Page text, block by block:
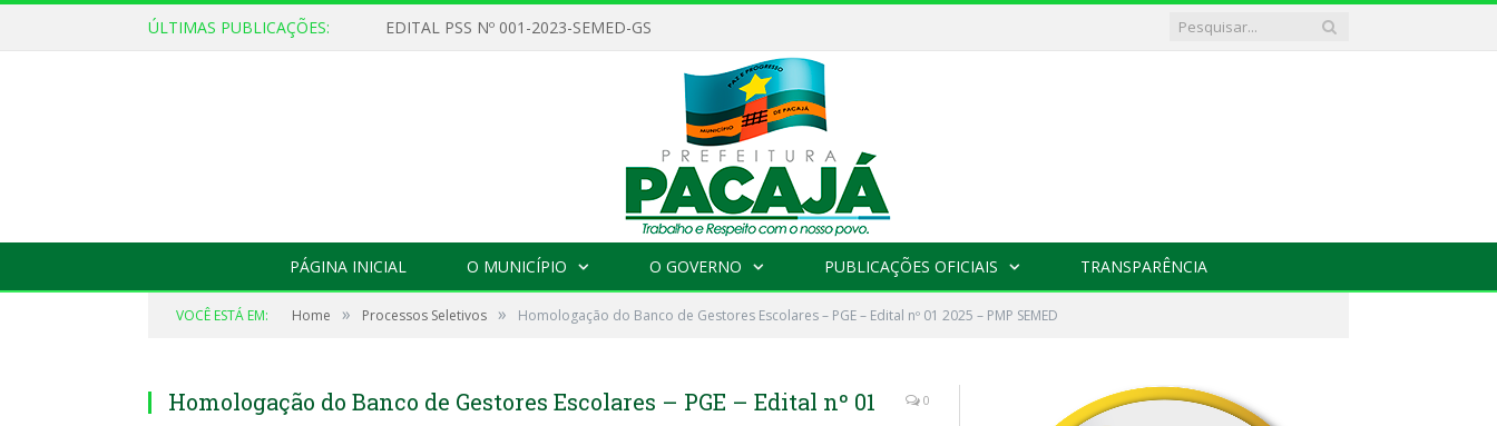
ÚLTIMAS PUBLICAÇÕES: EDITAL PSS Nº 001-2023-SEMED-GS
PÁGINA INICIAL O MUNICÍPIO O GOVERNO PUBLICAÇÕES OFICIAIS TRANSPARÊNCIA
VOCÊ ESTÁ EM: Home » Processos Seletivos » Homologação do Banco de Gestores Escolares – PGE – Edital nº 01 2025 – PMP SEMED
Homologação do Banco de Gestores Escolares – PGE – Edital nº 01
0